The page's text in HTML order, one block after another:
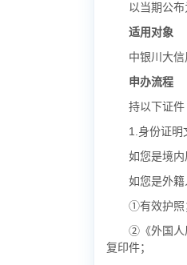
以当期公布
适用对象
中银川大信
申办流程
持以下证件
1.身份证明
如您是境
如您是外
①有效护照
②《外国人
复印件；